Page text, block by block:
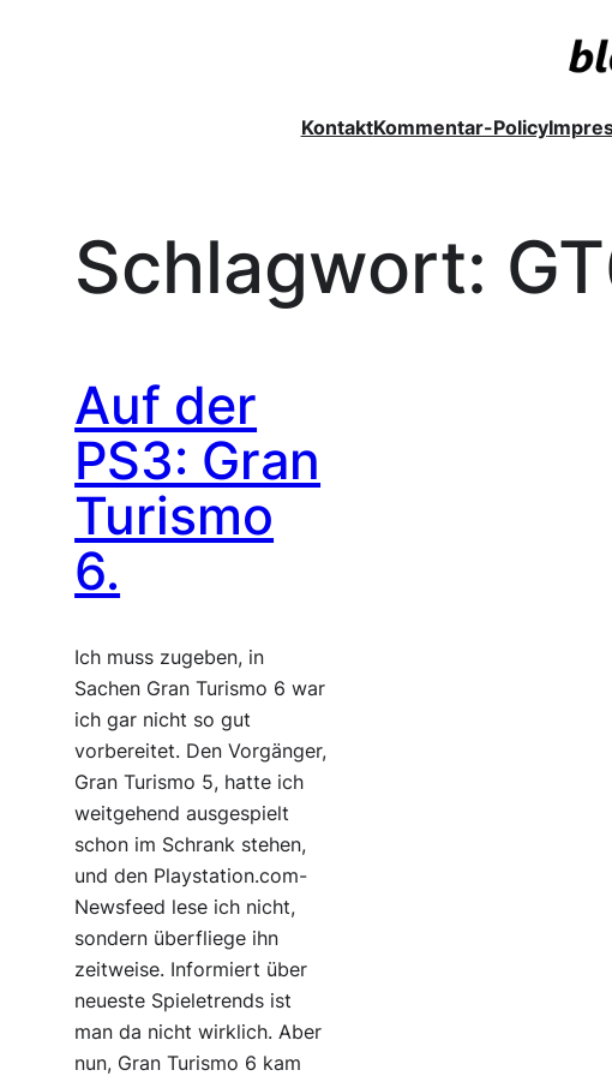
KontaktKommentar-Policy
Schlagwort:
Auf der
PS3: Gran
Turismo
6.
Ich muss zugeben, in
Sachen Gran Turismo 6 war
ich gar nicht so gut
vorbereitet. Den Vorgänger,
Gran Turismo 5, hatte ich
weitgehend ausgespielt
schon im Schrank stehen,
und den Playstation.com-
Newsfeed lese ich nicht,
sondern überfliege ihn
zeitweise. Informiert über
neueste Spieletrends ist
man da nicht wirklich. Aber
nun, Gran Turismo 6 kam